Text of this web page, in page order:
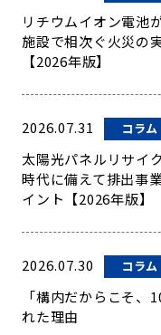
リチウムイオン電池
施設で相次ぐ火災の
【2026年版】
2026.07.31 コラム
太陽光パネルリサイ
時代に備えて排出事
イント【2026年版】
2026.07.30 コラム
「構内だからこそ
れた理由